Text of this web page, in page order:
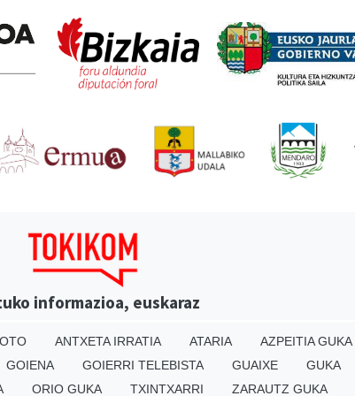
informazioa, euskaraz
ANTXETA IRRATIA ATARIA AZPEITIA GUKA
GOIENA GOIERRI TELEBISTA GUAIXE GUKA
ORIO GUKA TXINTXARRI ZARAUTZ GUKA